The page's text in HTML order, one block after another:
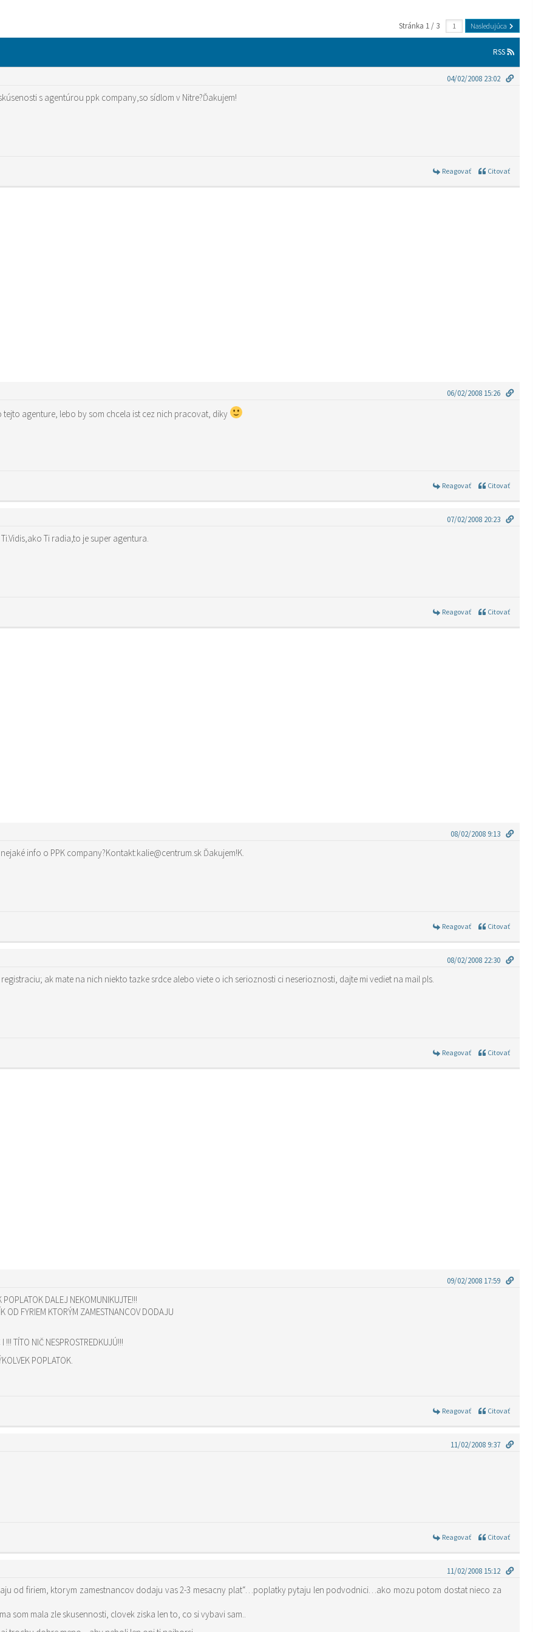
Stránka 1 / 3 Nasledujúca
RSS
04/02/2008 23:02
s agentúrou ppk company,so sídlom v Nitre?Ďakujem!
Reagovať Citovať
06/02/2008 15:26
agenture, lebo by som chcela ist cez nich pracovat, diky
Reagovať Citovať
07/02/2008 20:23
Ti radia,to je super agentura.
Reagovať Citovať
08/02/2008 9:13
Ahoj Zuzana.Mohla by si poslať aj mne nejaké info o PPK company?Kontakt:kalie@centrum.sk Ďakujem!K.
Reagovať Citovať
08/02/2008 22:30
ak mate na nich niekto tazke srdce alebo viete o ich serioznosti ci neserioznosti, dajte mi vediet na mail pls.
Reagovať Citovať
09/02/2008 17:59
DALEJ NEKOMUNIKUJTE!!!
OD FYRIEM KTORÝM ZAMESTNANCOV DODAJU
!!! TÍTO NIČ NESPROSTREDKUJÚ!!!
POPLATOK.
Reagovať Citovať
11/02/2008 9:37
Reagovať Citovať
11/02/2008 15:12
od firiem, ktorym zamestnancov dodaju vas 2-3 mesacny plat“…poplatky pytaju len podvodnici…ako mozu potom dostat nieco za
som mala zle skusennosti, clovek ziska len to, co si vybavi sam..